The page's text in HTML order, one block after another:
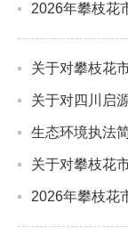
2026年攀枝花
关于对攀枝花
关于对四川启
生态环境执法
关于对攀枝花
2026年攀枝花